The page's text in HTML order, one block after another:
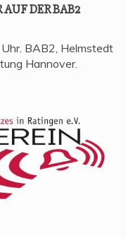
DER BAB2
BAB2, Helmstedt
Hannover.